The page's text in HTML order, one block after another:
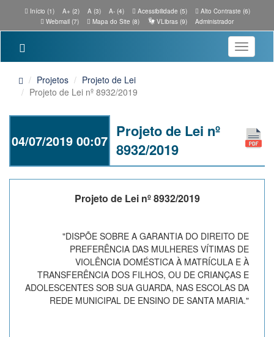
Início (1) A+ (2) A (3) A- (4) Acessibilidade (5)
Alto Contraste (6)
Webmail (7)
Mapa do Site (8) VLibras (9) Administrador
Toggle
Projetos
Projeto de Lei
Projeto de Lei nº 8932/2019
04/07/2019 00:07
Projeto de Lei nº
8932/2019
Projeto de Lei nº 8932/2019
"DISPÕE SOBRE A GARANTIA DO DIREITO DE
PREFERÊNCIA DAS MULHERES VÍTIMAS DE
VIOLÊNCIA DOMÉSTICA À MATRÍCULA E À
TRANSFERÊNCIA DOS FILHOS, OU DE CRIANÇAS E
ADOLESCENTES SOB SUA GUARDA, NAS ESCOLAS DA
REDE MUNICIPAL DE ENSINO DE SANTA MARIA."